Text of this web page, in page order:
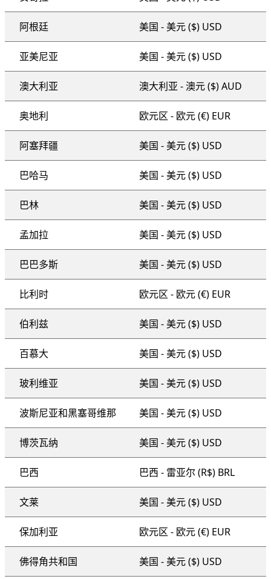
阿根廷 美国 - 美元 ($) USD
亚美尼亚 美国 - 美元 ($) USD
澳大利亚 澳大利亚 - 澳元 ($) AUD
奥地利 欧元区 - 欧元 (€) EUR
阿塞拜疆 美国 - 美元 ($) USD
巴哈马 美国 - 美元 ($) USD
巴林 美国 - 美元 ($) USD
孟加拉 美国 - 美元 ($) USD
巴巴多斯 美国 - 美元 ($) USD
比利时 欧元区 - 欧元 (€) EUR
伯利兹 美国 - 美元 ($) USD
百慕大 美国 - 美元 ($) USD
玻利维亚 美国 - 美元 ($) USD
波斯尼亚和黑塞哥维那 美国 - 美元 ($) USD
博茨瓦纳 美国 - 美元 ($) USD
巴西 巴西 - 雷亚尔 (R$) BRL
文莱 美国 - 美元 ($) USD
保加利亚 欧元区 - 欧元 (€) EUR
佛得角共和国 美国 - 美元 ($) USD